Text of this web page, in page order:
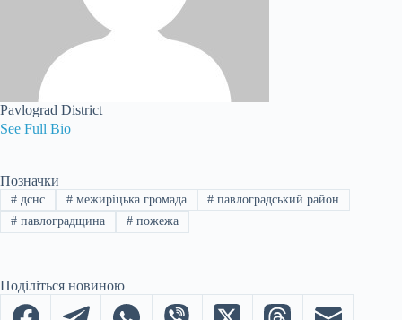
Pavlograd District
See Full Bio
Позначки
#дснс #межиріцька громада # павлоградський район
#павлоградщина #пожежа
Поділіться новиною